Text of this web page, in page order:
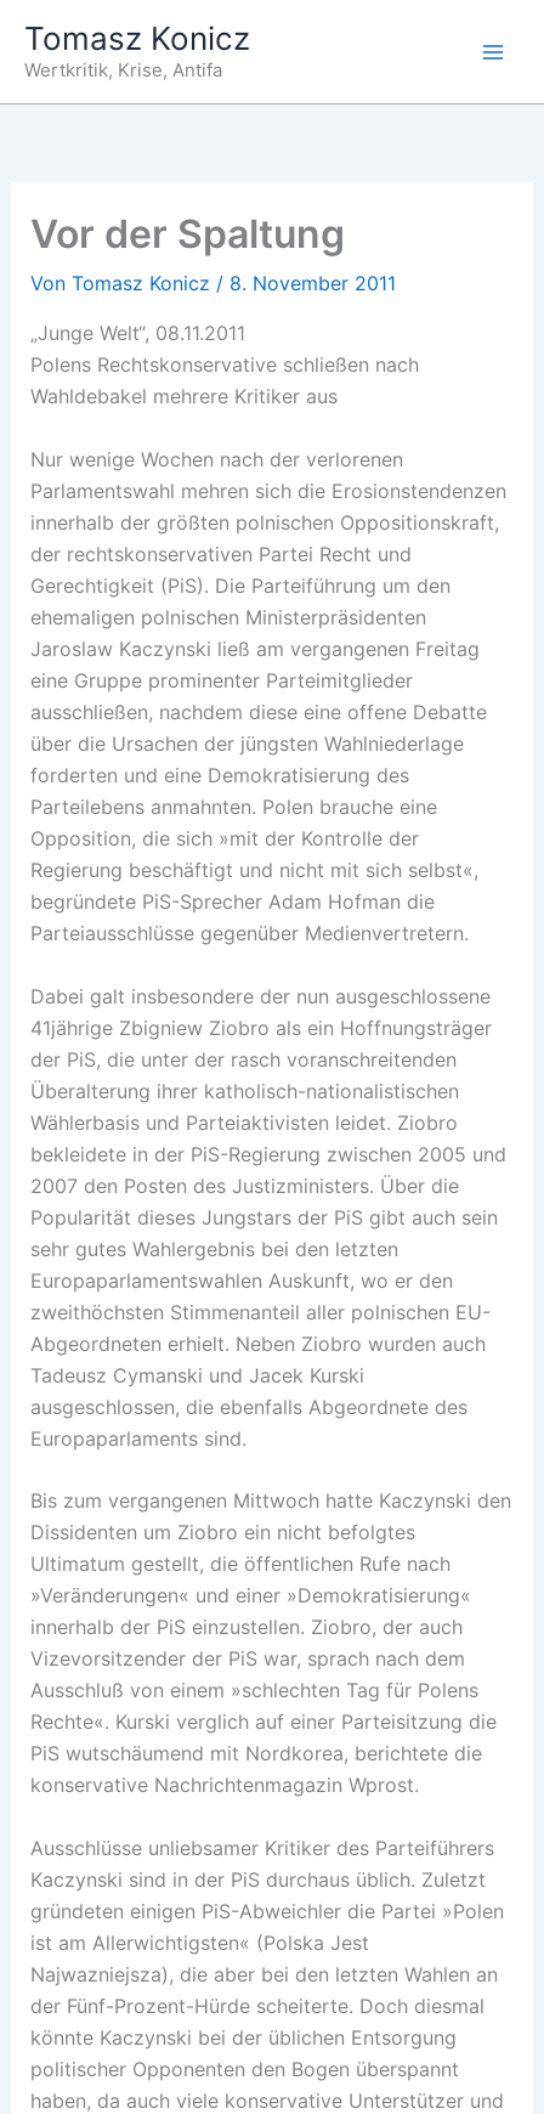
Inhalt
springen
Tomasz Konicz
Wertkritik, Krise, Antifa
Vor der Spaltung
Von Tomasz Konicz / 8. November 2011
„Junge Welt“, 08.11.2011
Polens Rechtskonservative schließen nach
Wahldebakel mehrere Kritiker aus
Nur wenige Wochen nach der verlorenen
Parlamentswahl mehren sich die Erosionstendenzen
innerhalb der größten polnischen Oppositionskraft,
der rechtskonservativen Partei Recht und
Gerechtigkeit (PiS). Die Parteiführung um den
ehemaligen polnischen Ministerpräsidenten
Jaroslaw Kaczynski ließ am vergangenen Freitag
eine Gruppe prominenter Parteimitglieder
ausschließen, nachdem diese eine offene Debatte
über die Ursachen der jüngsten Wahlniederlage
forderten und eine Demokratisierung des
Parteilebens anmahnten. Polen brauche eine
Opposition, die sich »mit der Kontrolle der
Regierung beschäftigt und nicht mit sich selbst«,
begründete PiS-Sprecher Adam Hofman die
Parteiausschlüsse gegenüber Medienvertretern.
Dabei galt insbesondere der nun ausgeschlossene
41jährige Zbigniew Ziobro als ein Hoffnungsträger
der PiS, die unter der rasch voranschreitenden
Überalterung ihrer katholisch-nationalistischen
Wählerbasis und Parteiaktivisten leidet. Ziobro
bekleidete in der PiS-Regierung zwischen 2005 und
2007 den Posten des Justizministers. Über die
Popularität dieses Jungstars der PiS gibt auch sein
sehr gutes Wahlergebnis bei den letzten
Europaparlamentswahlen Auskunft, wo er den
zweithöchsten Stimmenanteil aller polnischen EU-
Abgeordneten erhielt. Neben Ziobro wurden auch
Tadeusz Cymanski und Jacek Kurski
ausgeschlossen, die ebenfalls Abgeordnete des
Europaparlaments sind.
Bis zum vergangenen Mittwoch hatte Kaczynski den
Dissidenten um Ziobro ein nicht befolgtes
Ultimatum gestellt, die öffentlichen Rufe nach
»Veränderungen« und einer »Demokratisierung«
innerhalb der PiS einzustellen. Ziobro, der auch
Vizevorsitzender der PiS war, sprach nach dem
Ausschluß von einem »schlechten Tag für Polens
Rechte«. Kurski verglich auf einer Parteisitzung die
PiS wutschäumend mit Nordkorea, berichtete die
konservative Nachrichtenmagazin Wprost.
Ausschlüsse unliebsamer Kritiker des Parteiführers
Kaczynski sind in der PiS durchaus üblich. Zuletzt
gründeten einigen PiS-Abweichler die Partei »Polen
ist am Allerwichtigsten« (Polska Jest
Najwazniejsza), die aber bei den letzten Wahlen an
der Fünf-Prozent-Hürde scheiterte. Doch diesmal
könnte Kaczynski bei der üblichen Entsorgung
politischer Opponenten den Bogen überspannt
haben, da auch viele konservative Unterstützer und